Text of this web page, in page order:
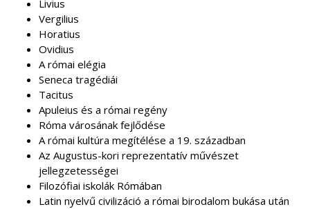
Livius
Vergilius
Horatius
Ovidius
A római elégia
Seneca tragédiái
Tacitus
Apuleius és a római regény
Róma városának fejlődése
A római kultúra megítélése a 19. században
Az Augustus-kori reprezentatív művészet
jellegzetességei
Filozófiai iskolák Rómában
Latin nyelvű civilizáció a római birodalom bukása után